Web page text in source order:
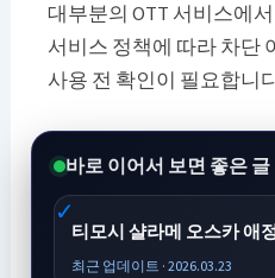
대부분의 OTT 서비스에
서비스 정책에 따라 차단
사용 전 확인이 필요합니
바로 이어서 보면 좋은 글
티모시 샬라메 오스카 애
최근 업데이트 · 2026.03.23